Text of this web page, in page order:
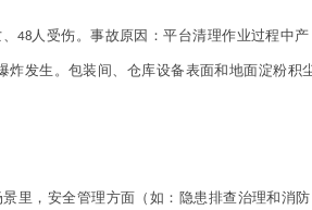
48人受伤。事故原因：平台清理作业过程中产
炸发生。包装间、仓库设备表面和地面淀粉积
里，安全管理方面（如：隐患排查治理和消防